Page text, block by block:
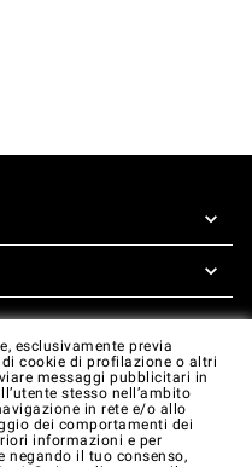
esclusivamente previa
di cookie di profilazione o altri
messaggi pubblicitari in
stesso nell’ambito
in rete e/o allo
dei comportamenti dei
informazioni e per
negando il tuo consenso,